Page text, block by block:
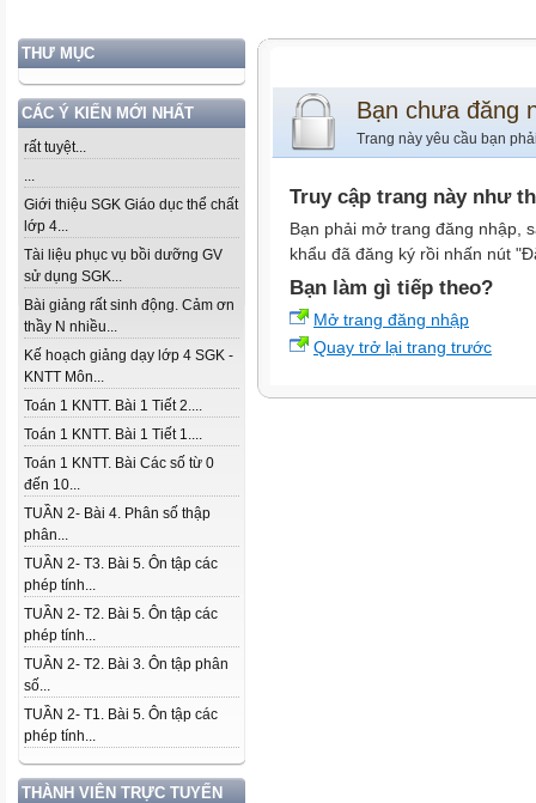
THƯ MỤC
CÁC Ý KIẾN MỚI NHẤT
rất tuyệt...
...
Giới thiệu SGK Giáo dục thể chất
lớp 4...
Tài liệu phục vụ bồi dưỡng GV
sử dụng SGK...
Bài giảng rất sinh động. Cảm ơn
thầy N nhiều...
Kế hoạch giảng dạy lớp 4 SGK -
KNTT Môn...
Toán 1 KNTT. Bài 1 Tiết 2....
Toán 1 KNTT. Bài 1 Tiết 1....
Toán 1 KNTT. Bài Các số từ 0
đến 10...
TUẦN 2- Bài 4. Phân số thập
phân...
TUẦN 2- T3. Bài 5. Ôn tập các
phép tính...
TUẦN 2- T2. Bài 5. Ôn tập các
phép tính...
TUẦN 2- T2. Bài 3. Ôn tập phân
số...
TUẦN 2- T1. Bài 5. Ôn tập các
phép tính...
THÀNH VIÊN TRỰC TUYẾN
Bạn chưa đăng
Trang này yêu cầu bạn
Truy cập trang này như
Bạn phải mở trang đăng nhập,
khẩu đã đăng ký rồi nhấn nút
Bạn làm gì tiếp theo?
Mở trang đăng nhập
Quay trở lại trang trước